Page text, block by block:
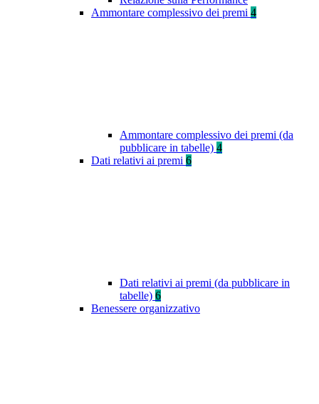
Ammontare complessivo dei premi 4
Ammontare complessivo dei premi (da
pubblicare in tabelle) 4
Dati relativi ai premi 6
Dati relativi ai premi (da pubblicare in
tabelle) 6
Benessere organizzativo